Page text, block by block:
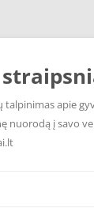
apie
nuorodą į savo